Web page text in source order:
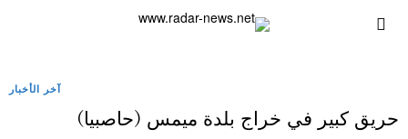
آخر الأخبار
حريق كبير في خراج بلدة ميمس (حاصبيا)